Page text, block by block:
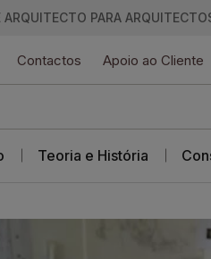
ARQUITECTO PARA
Contactos Apoio ao Cliente
Teoria e História